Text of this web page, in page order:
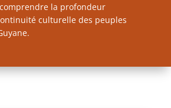
la profondeur
culturelle des peuples